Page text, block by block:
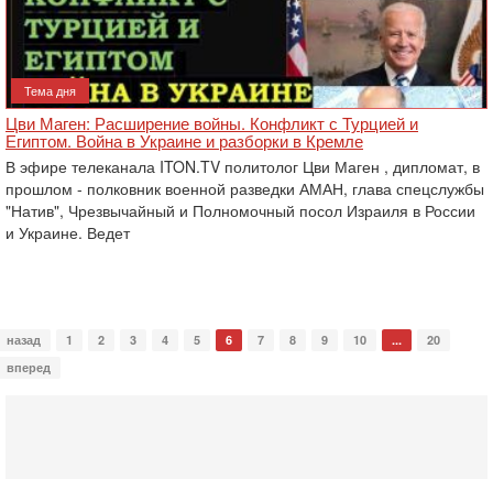
Тема дня
Цви Маген: Расширение войны. Конфликт с Турцией и
Египтом. Война в Украине и разборки в Кремле
В эфире телеканала ITON.TV политолог Цви Маген , дипломат, в
прошлом - полковник военной разведки АМАН, глава спецслужбы
"Натив", ‎Чрезвычайный и Полномочный посол Израиля в России
и Украине. Ведет
назад 1 2 3 4 5 6 7 8 9 10 ...
20
вперед